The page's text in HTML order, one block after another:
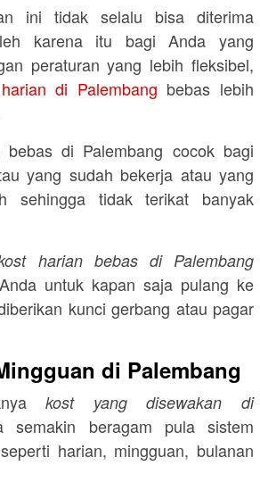
ini tidak selalu bisa diterima
karena itu bagi Anda yang
peraturan yang lebih fleksibel,
di Palembang bebas lebih
di Palembang cocok bagi
yang sudah bekerja atau yang
sehingga tidak terikat banyak
harian bebas di Palembang
untuk kapan saja pulang ke
kunci gerbang atau pagar
di Palembang
kost yang disewakan di
semakin beragam pula sistem
harian, mingguan, bulanan